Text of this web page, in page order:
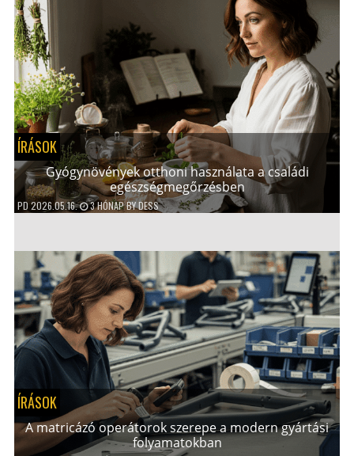
ÍRÁSOK
Gyógynövények otthoni használata a családi
egészségmegőrzésben
PD2026.05.16. 3 HÓNAPBYDESS
ÍRÁSOK
A matricázó operátorok szerepe a modern gyártási
folyamatokban